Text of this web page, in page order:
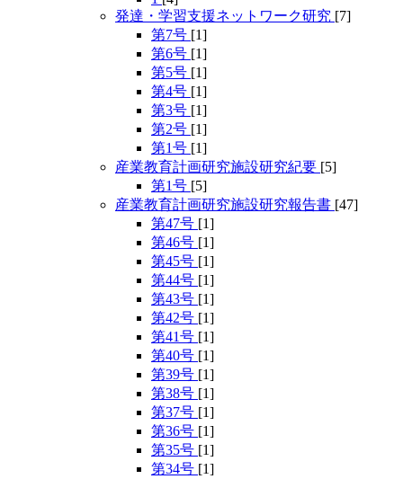
発達・学習支援ネットワーク研究 [7]
第7号 [1]
第6号 [1]
第5号 [1]
第4号 [1]
第3号 [1]
第2号 [1]
第1号 [1]
産業教育計画研究施設研究紀要 [5]
第1号 [5]
産業教育計画研究施設研究報告書 [47]
第47号 [1]
第46号 [1]
第45号 [1]
第44号 [1]
第43号 [1]
第42号 [1]
第41号 [1]
第40号 [1]
第39号 [1]
第38号 [1]
第37号 [1]
第36号 [1]
第35号 [1]
第34号 [1]